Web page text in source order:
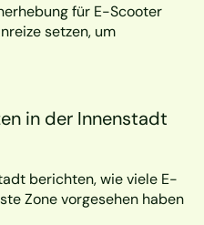
für E-Scooter
setzen, um
in der Innenstadt
berichten, wie viele E-
Zone vorgesehen haben